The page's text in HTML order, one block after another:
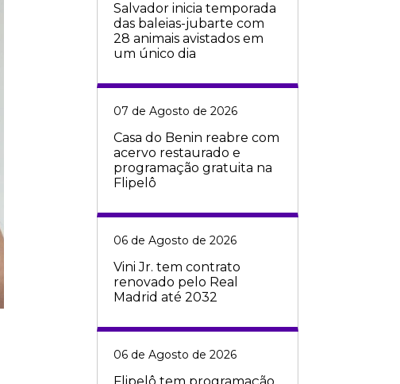
Salvador inicia temporada
das baleias-jubarte com
28 animais avistados em
um único dia
07 de Agosto de 2026
Casa do Benin reabre com
acervo restaurado e
programação gratuita na
Flipelô
06 de Agosto de 2026
Vini Jr. tem contrato
renovado pelo Real
Madrid até 2032
06 de Agosto de 2026